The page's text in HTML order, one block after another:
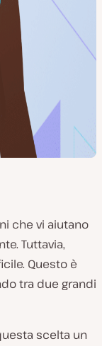
che vi aiutano
Tuttavia,
Questo è
tra due grandi
scelta un